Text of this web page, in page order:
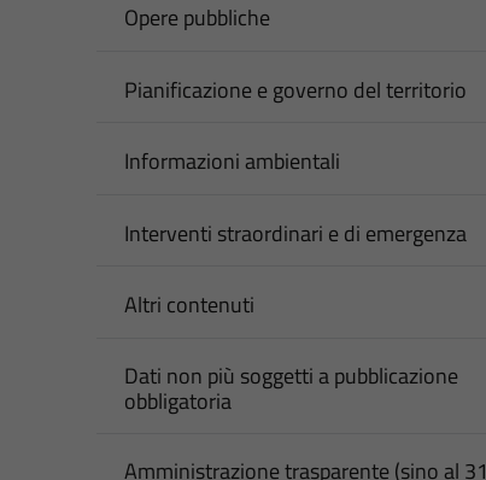
Opere pubbliche
Pianificazione e governo del territorio
Informazioni ambientali
Interventi straordinari e di emergenza
Altri contenuti
Dati non più soggetti a pubblicazione
obbligatoria
Amministrazione trasparente (sino al 31